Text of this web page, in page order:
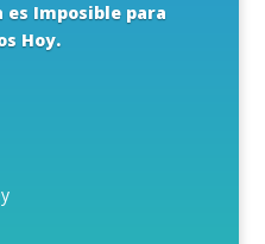
es Imposible para
Hoy.